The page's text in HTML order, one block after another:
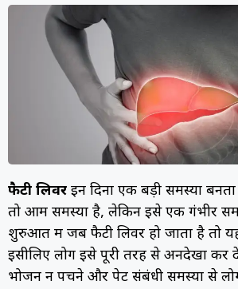
फैटी लिवर इन दिनों एक बड़ी समस्या
तो आम समस्या है, लेकिन इसे एक गंभीर
शुरुआत में जब फैटी लिवर हो जाता है तो यह
इसीलिए लोग इसे पूरी तरह से अनदेखा कर
भोजन न पचने और पेट संबंधी समस्या से